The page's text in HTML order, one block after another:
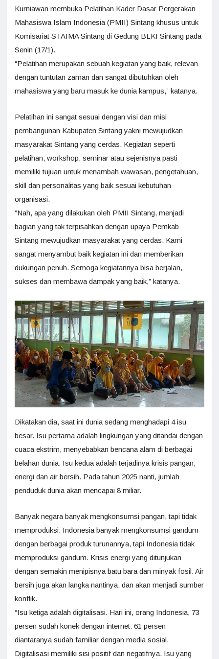
Kurniawan membuka Pelatihan Kader Dasar Pergerakan
Mahasiswa Islam Indonesia (PMII) Sintang khusus untuk
Komisariat STAIMA Sintang di Gedung BLKI Sintang pada
Senin (17/1).
“Pelatihan merupakan sebuah kegiatan yang baik, relevan
dengan tuntutan zaman dan sangat dibutuhkan oleh
mahasiswa yang baru masuk ke dunia kampus,” katanya.
Pelatihan ini sangat sesuai dengan visi dan misi
pembangunan Kabupaten Sintang yakni mewujudkan
masyarakat Sintang yang cerdas. Kegiatan seperti
pelatihan, workshop, seminar atau sejenisnya pasti
memiliki tujuan untuk menambah wawasan, pengetahuan,
skill dan personalitas yang baik sesuai kebutuhan
organisasi.
“Nah, apa yang dilakukan oleh PMII Sintang, menjadi
bagian yang tak terpisahkan dengan upaya Pemkab
Sintang mewujudkan masyarakat yang cerdas. Kami
sangat menyambut baik kegiatan ini dan memberikan
dukungan penuh. Semoga kegiatannya bisa berjalan,
sukses dan membawa dampak yang baik,” katanya.
Dikatakan dia, saat ini dunia sedang menghadapi 4 isu
besar. Isu pertama adalah lingkungan yang ditandai dengan
cuaca ekstrim, menyebabkan bencana alam di berbagai
belahan dunia. Isu kedua adalah terjadinya krisis pangan,
energi dan air bersih. Pada tahun 2025 nanti, jumlah
penduduk dunia akan mencapai 8 miliar.
Banyak negara banyak mengkonsumsi pangan, tapi tidak
memproduksi. Indonesia banyak mengkonsumsi gandum
dengan berbagai produk turunannya, tapi Indonesia tidak
memproduksi gandum. Krisis energi yang ditunjukan
dengan semakin menipisnya batu bara dan minyak fosil. Air
bersih juga akan langka nantinya, dan akan menjadi sumber
konflik.
“Isu ketiga adalah digitalisasi. Hari ini, orang Indonesia, 73
persen sudah konek dengan internet. 61 persen
diantaranya sudah familiar dengan media sosial.
Digitalisasi memiliki sisi positif dan negatifnya. Isu yang